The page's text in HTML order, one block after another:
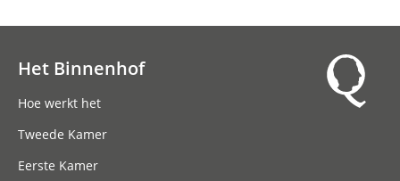
Het Binnenhof
Hoe werkt het
Tweede Kamer
Eerste Kamer